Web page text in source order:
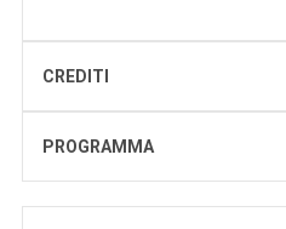
CREDITI
PROGRAMMA